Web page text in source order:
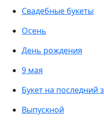
Свадебные букеты
Осень
День рождения
9 мая
Букет на последний
Выпускной